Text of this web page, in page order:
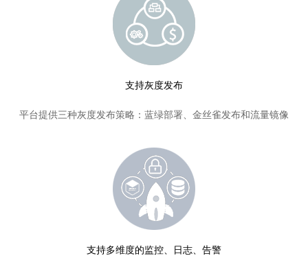
支持灰度发布
平台提供三种灰度发布策略：蓝绿部署、金丝雀发布和流量镜像
支持多维度的监控、日志、告警